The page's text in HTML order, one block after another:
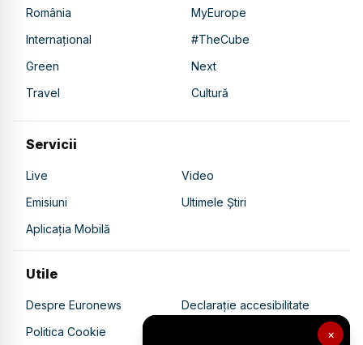
×
România
MyEurope
Internațional
#TheCube
Green
Next
Travel
Cultură
Servicii
Live
Video
Emisiuni
Ultimele Știri
Aplicația Mobilă
Utile
Despre Euronews
Declarație accesibilitate
Politica Cookie
Politica de confidențialitate